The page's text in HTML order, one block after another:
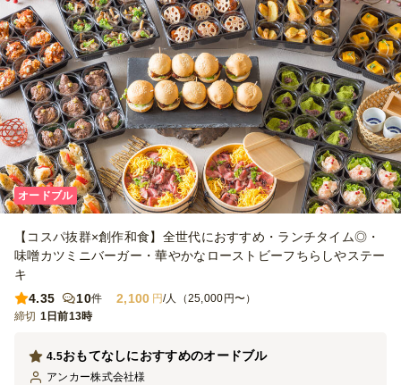
オードブル
【コスパ抜群×創作和食】全世代におすすめ・ランチタイム◎・
味噌カツミニバーガー・華やかなローストビーフちらしやステー
キ
4.35
10件 2,100 円/人（25,000円〜）
締切 1日前13時
おもてなしにおすすめのオードブル
4.5
アンカー株式会社様